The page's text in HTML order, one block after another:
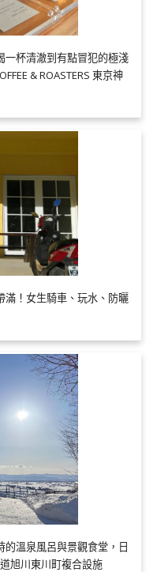
一杯清澈到有點冒犯的極淺
& ROASTERS 東京神
滿！女生騎車、玩水、防曬
溫泉風呂與景觀食堂，日
旭川東川町複合設施